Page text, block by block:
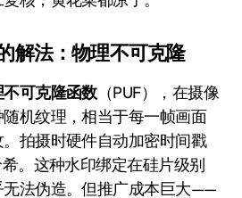
解法：物理不可克隆
可克隆函数（PUF），在摄像
机纹理，相当于每一帧画面
拍摄时硬件自动加密时间戳
。这种水印绑定在硅片级别
无法伪造。但推广成本巨大——